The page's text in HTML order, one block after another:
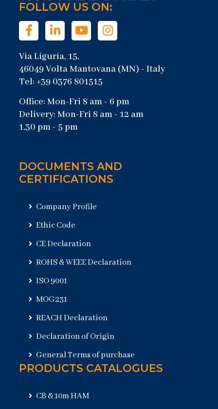
FOLLOW US ON:
Via Liguria, 15,
46049 Volta Mantovana (MN) - Italy
Tel: +39 0376 801515
Office: Mon-Fri 8 am - 6 pm
Delivery: Mon-Fri 8 am - 12 am
1,30 pm - 5 pm
DOCUMENTS AND
CERTIFICATIONS
Company Profile
Ethic Code
CE Declaration
ROHS & WEEE Declaration
ISO 9001
MOG231
REACH Declaration
Declaration of Origin
General Terms of purchase
PRODUCTS CATALOGUES
CB & 10m HAM